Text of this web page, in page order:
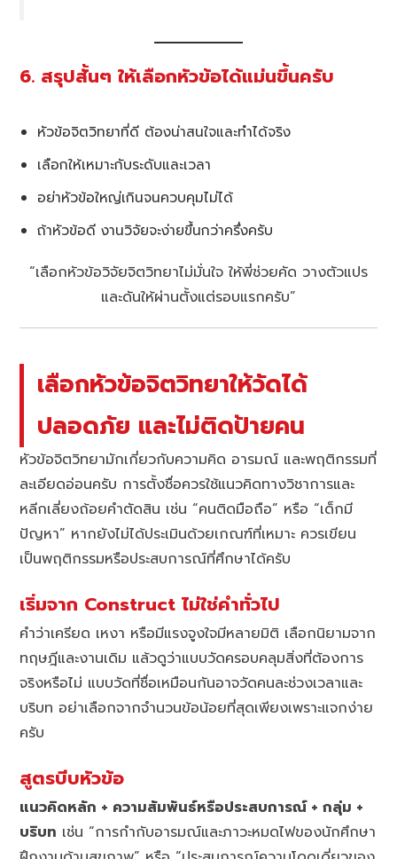
6. สรุปสั้นๆ ให้เลือกหัวข้อได้แม่นขึ้นครับ
หัวข้อจิตวิทยาที่ดี ต้องน่าสนใจและทำได้จริง
เลือกให้เหมาะกับระดับและเวลา
อย่าหัวข้อใหญ่เกินจนควบคุมไม่ได้
ถ้าหัวข้อดี งานวิจัยจะง่ายขึ้นกว่าครึ่งครับ
“เลือกหัวข้อวิจัยจิตวิทยาไม่มั่นใจ ให้พี่ช่วยคัด วางตัวแปร
และดันให้ผ่านตั้งแต่รอบแรกครับ”
เลือกหัวข้อจิตวิทยาให้วัดได้
ปลอดภัย และไม่ติดป้ายคน
หัวข้อจิตวิทยามักเกี่ยวกับความคิด อารมณ์ และพฤติกรรมที่
ละเอียดอ่อนครับ การตั้งชื่อควรใช้แนวคิดทางวิชาการและ
หลีกเลี่ยงถ้อยคำตัดสิน เช่น “คนติดมือถือ” หรือ “เด็กมี
ปัญหา” หากยังไม่ได้ประเมินด้วยเกณฑ์ที่เหมาะ ควรเขียน
เป็นพฤติกรรมหรือประสบการณ์ที่ศึกษาได้ครับ
เริ่มจาก Construct ไม่ใช่คำทั่วไป
คำว่าเครียด เหงา หรือมีแรงจูงใจมีหลายมิติ เลือกนิยามจาก
ทฤษฎีและงานเดิม แล้วดูว่าแบบวัดครอบคลุมสิ่งที่ต้องการ
จริงหรือไม่ แบบวัดที่ชื่อเหมือนกันอาจวัดคนละช่วงเวลาและ
บริบท อย่าเลือกจากจำนวนข้อน้อยที่สุดเพียงเพราะแจกง่าย
ครับ
สูตรบีบหัวข้อ
แนวคิดหลัก + ความสัมพันธ์หรือประสบการณ์ + กลุ่ม +
บริบท เช่น “การกำกับอารมณ์และภาวะหมดไฟของนักศึกษา